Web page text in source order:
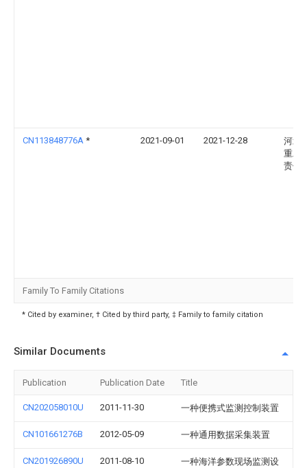
CN113848776A * 2021-09-01 2021-12-28
河北
重工
责任
Family To Family Citations
* Cited by examiner, † Cited by third party, ‡ Family to family citation
Similar Documents
Publication Publication Date Title
CN202058010U 2011-11-30 一种便携式监测控制装置
CN101661276B 2012-05-09 一种通用数据采集装置
CN201926890U 2011-08-10
一种海洋参数现场监测设